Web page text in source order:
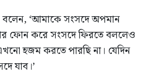
‘আমাকে সংসদে অপমান
ফোন করে সংসদে ফিরতে বললেও
হজম করতে পারছি না। যেদিন
যাব।’